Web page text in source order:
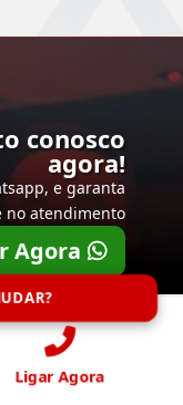
conosco
agora!
e garanta
no atendimento
Agora
Ligar Agora